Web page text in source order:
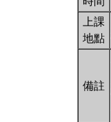
上課
地點
備註